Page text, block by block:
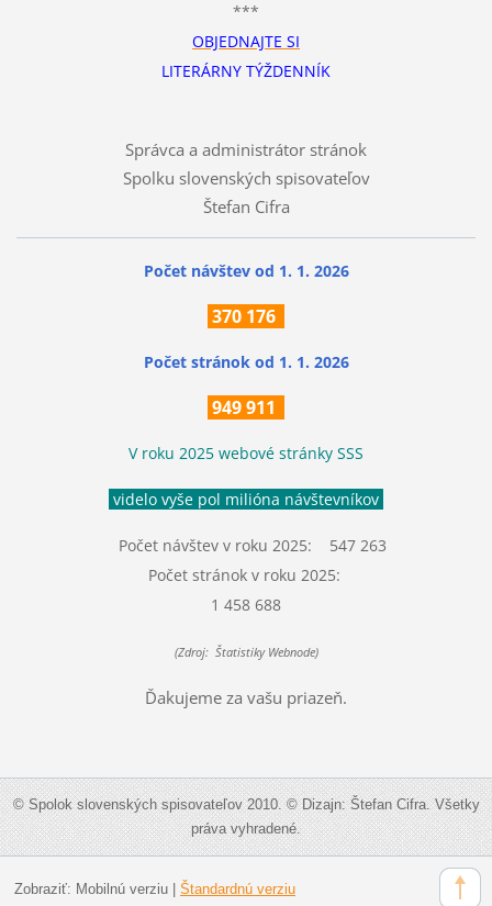
***
OBJEDNAJTE SI
LITERÁRNY TÝŽDENNÍK
Správca a administrátor stránok
Spolku slovenských spisovateľov
Štefan Cifra
Počet návštev od 1. 1. 2026
370 176
Počet stránok od 1. 1. 2026
949 911
V roku 2025 webové stránky SSS
videlo vyše pol milióna návštevníkov
Počet návštev v roku 2025: 547 263
Počet stránok v roku 2025:
1 458 688
(Zdroj: Štatistiky Webnode)
Ďakujeme za vašu priazeň.
© Spolok slovenských spisovateľov 2010. © Dizajn: Štefan Cifra. Všetky
práva vyhradené.
Zobraziť: Mobilnú verziu| Štandardnú verziu